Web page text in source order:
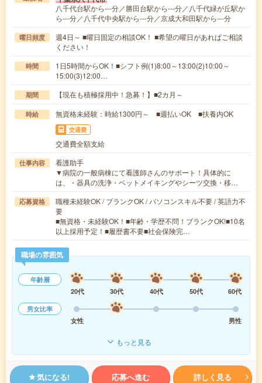
八千代台駅から---分／勝田台駅から---分／八千代緑が丘駅か
ら---分／八千代中央駅から---分／京成大和田駅から---分
曜日頻度
週4日～ ■曜日固定の相談OK！ ■希望の曜日があればご相談
ください！
時間
1日5時間からOK！■シフト例(1)8:00～13:00(2)10:00～
15:00(3)12:00…
期間 【現在も積極採用中！急募！】■2カ月～
時給 無資格未経験：時給1300円～ ■週払いOK ■扶養内OK
交通費
交通費全額支給
仕事内容
看護助手
▼病院の一般病棟にて看護師さんのサポート！具体的に
は、・器具の洗浄・ベットメイキングやシーツ交換・移…
応募資格
職種未経験OK / ブランクOK / パソコンスキル不要 / 英語力不
要
■無資格・未経験OK！■年齢・学歴不問！ブランクOK!■10名
以上採用予定！■履歴書不要■社会保険完…
職場の雰囲気
年齢層
20代
30代 40代 50代
60代
男女比率
女性
男性
もっと見る
気になる! 応募へ進む 詳しく見る